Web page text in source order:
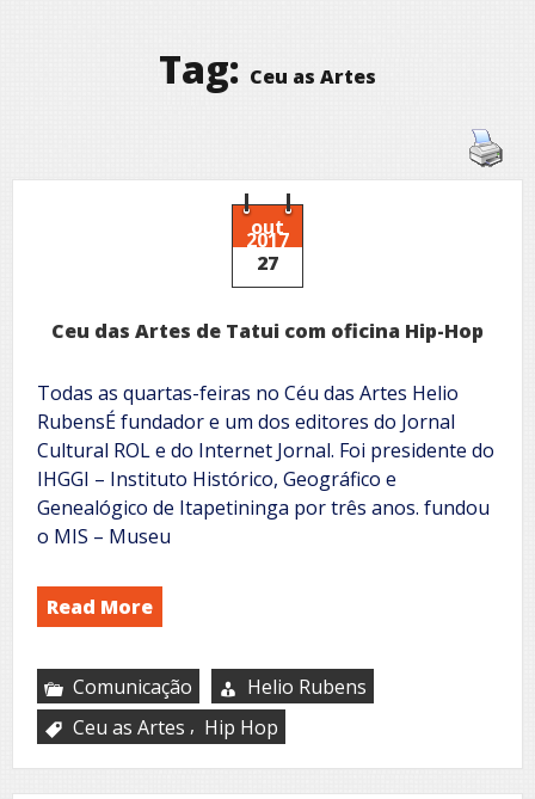
Tag: Ceu as Artes
out
2017
27
Ceu das Artes de Tatui com oficina Hip-Hop
Todas as quartas-feiras no Céu das Artes Helio
RubensÉ fundador e um dos editores do Jornal
Cultural ROL e do Internet Jornal. Foi presidente do
IHGGI – Instituto Histórico, Geográfico e
Genealógico de Itapetininga por três anos. fundou
o MIS – Museu
Read More
Comunicação
Helio Rubens
Ceu as Artes , Hip Hop